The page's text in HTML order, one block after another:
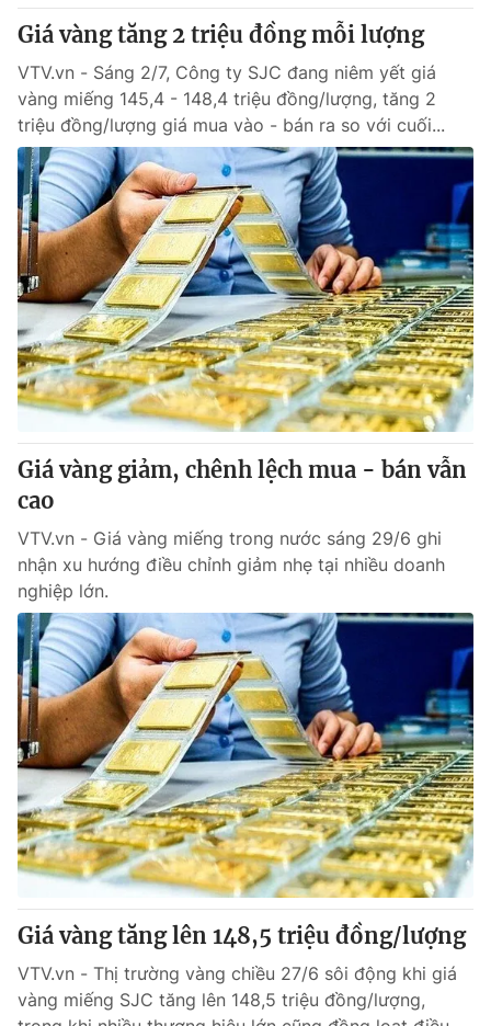
Thị trường
Tư vấn
Lịch phát sóng
Chuyên mục khác
Emagazine Podcast
Photo Infographic
Video Shorts video
VTV Money VTV Thể thao
VTV Sức khoẻ Bất động sản
Thị trường 24h Tấm lòng Việt
VTV4
VTV9 VTV8
Liên hệ tòa soạn English
THỜI BÁO VTV
Theo dõi báo trên
Cơ quan chủ quản:Đài Truyền hình Việt Nam
Giấy phép hoạt động báo in và báo điện tử số 483/GP-BTTTT
cấp ngày 29/12/2023
Tổng Biên tập:Vũ Thanh Thủy
Giá vàng tăng 2 triệu đồng mỗi lượng
VTV.vn - Sáng 2/7, Công ty SJC đang niêm yết giá
vàng miếng 145,4 - 148,4 triệu đồng/lượng, tăng 2
triệu đồng/lượng giá mua vào - bán ra so với cuối...
Giá vàng giảm, chênh lệch mua - bán vẫn
cao
VTV.vn - Giá vàng miếng trong nước sáng 29/6 ghi
nhận xu hướng điều chỉnh giảm nhẹ tại nhiều doanh
nghiệp lớn.
Giá vàng tăng lên 148,5 triệu đồng/lượng
VTV.vn - Thị trường vàng chiều 27/6 sôi động khi giá
vàng miếng SJC tăng lên 148,5 triệu đồng/lượng,